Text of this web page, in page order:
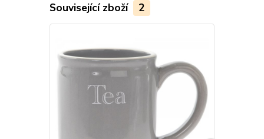
Související zboží 2